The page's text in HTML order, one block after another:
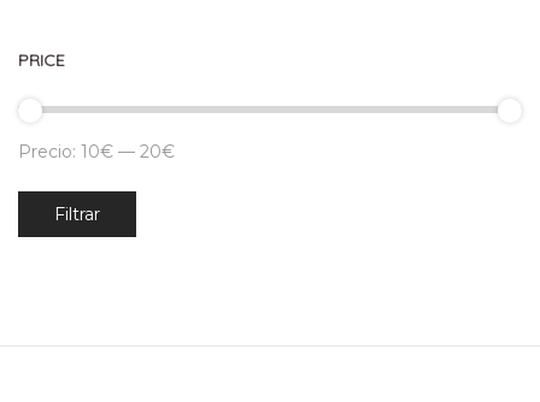
PRICE
Precio
mínimo
Precio
máximo
Filtrar
Precio: 10€ — 20€